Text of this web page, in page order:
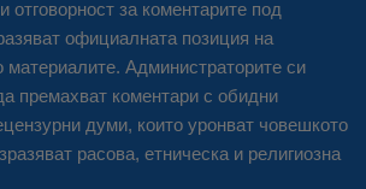
отговорност за коментарите под
официалната позиция на
материалите. Администраторите си
премахват коментари с обидни
думи, които уронват човешкото
расова, етническа и религиозна